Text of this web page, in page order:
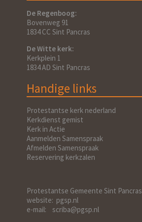
De Regenboog:
Bovenweg 91
1834 CC Sint Pancras
De Witte kerk:
Kerkplein 1
1834 AD Sint Pancras
Handige links
Protestantse kerk nederland
Kerkdienst gemist
Kerk in Actie
Aanmelden Samenspraak
Afmelden Samenspraak
Reservering kerkzalen
Protestantse Gemeente Sint Pancras
website: pgsp.nl
e-mail: scriba@pgsp.nl